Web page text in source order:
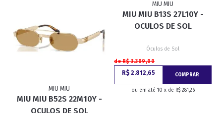
MIU MIU
MIU MIU B52S 22M10Y -
OCULOS DE SOL
MIU MIU
MIU MIU B13S 27L10Y -
OCULOS DE SOL
Óculos de Sol
de R$ 3.309,00
R$ 2.812,65 COMPRAR
ou em até 10 x de R$ 281,26